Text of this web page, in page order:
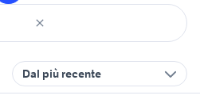
Dal più recente